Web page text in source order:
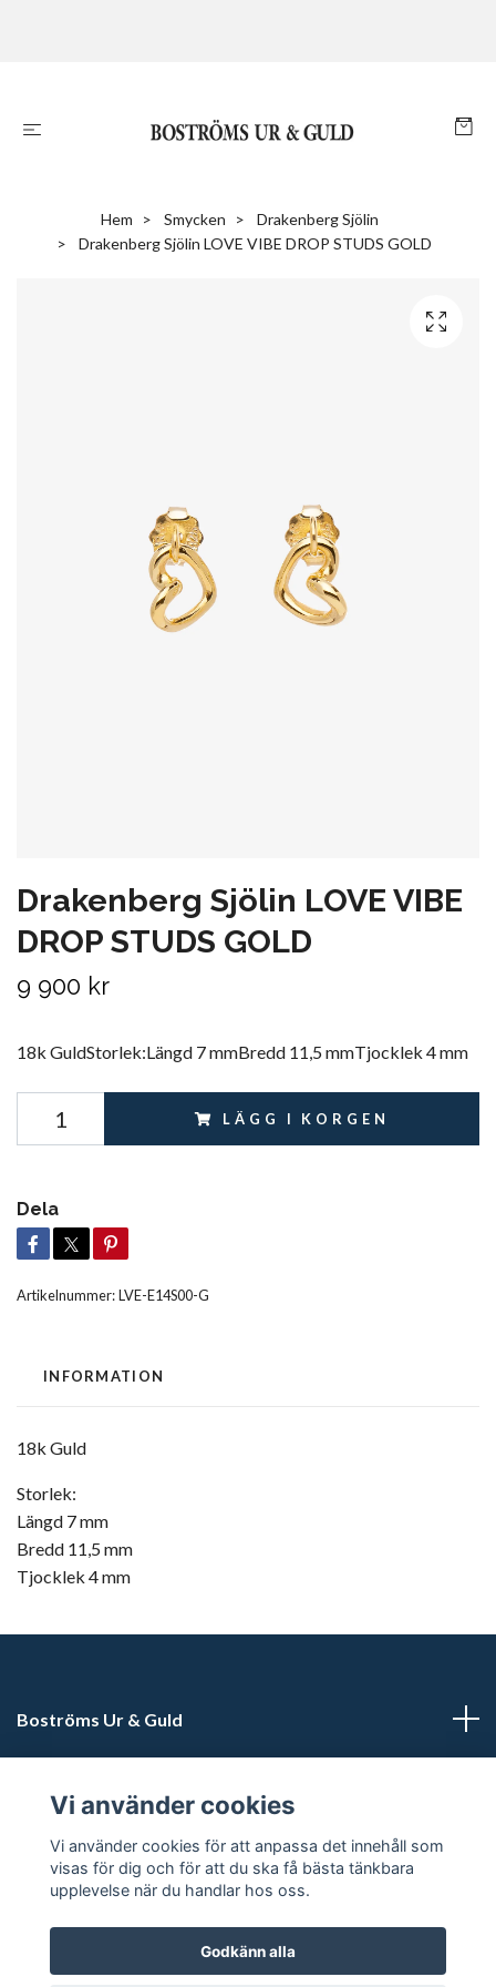
Hem Smycken
Drakenberg Sjölin
Drakenberg Sjölin LOVE VIBE DROP STUDS GOLD
Drakenberg Sjölin LOVE VIBE
DROP STUDS GOLD
9 900 kr
18k GuldStorlek:Längd 7 mmBredd 11,5 mmTjocklek 4 mm
LÄGG I KORGEN
Dela
Artikelnummer:LVE-E14S00-G
INFORMATION
18k Guld
Storlek:
Längd 7 mm
Bredd 11,5 mm
Tjocklek 4 mm
Boströms Ur & Guld
Sociala medier
Vi använder cookies
Vi använder cookies för att anpassa det innehåll som
visas för dig och för att du ska få bästa tänkbara
upplevelse när du handlar hos oss.
Godkänn alla